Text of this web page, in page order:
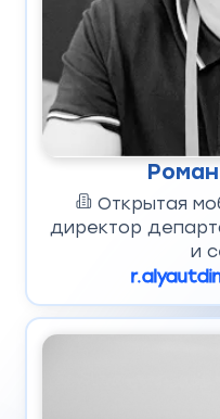
Открытая
директор
и